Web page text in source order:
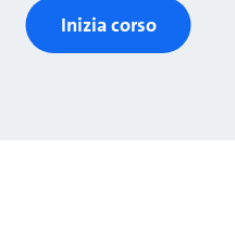
Inizia corso